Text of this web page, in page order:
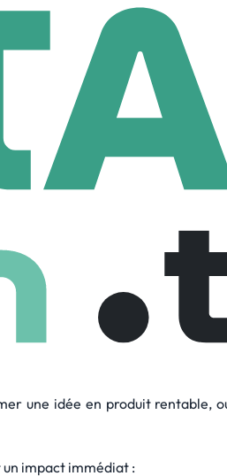
une idée en produit rentable,
un impact immédiat :